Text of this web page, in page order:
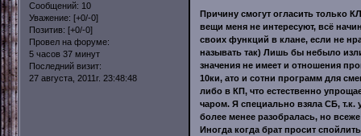
Сообщений: 10
Уважение: [+0/-0]
Позитив: [+0/-0]
Провел на форуме:
5 часов 37 минут
Последний визит:
27 августа, 2011г. 23:48:48
Причину смогут огласить только
вещи меня не интересуют, всё
своих функций в клане, если не
называть так) Лишь бы небыло
значения не имеет и отношения
10ки, ато и сотни программ для
либо в КП, что естественно
чаром. Я специально взяла СБ,
более менее разобралась, но
Иногда когда брат просит